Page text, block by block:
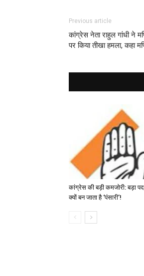
Previous article
कांग्रेस नेता राहुल गांधी ने
पर किया तीखा हमला, कहा
कांग्रेस की बड़ी कमजोरी: बड़ा
क्यों बन जाता है ‘पंसारी’!